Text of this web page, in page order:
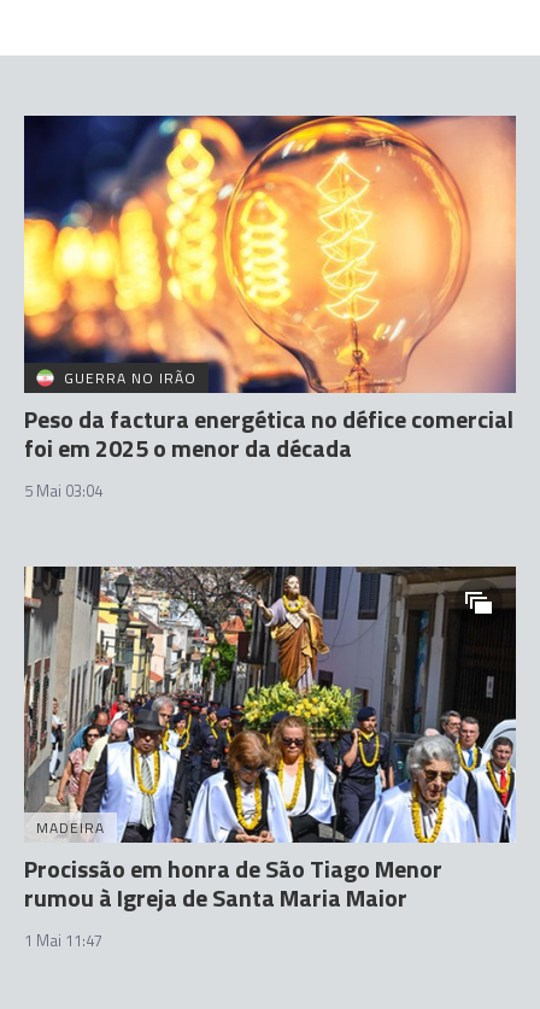
GUERRA NO IRÃO
Peso da factura energética no défice comercial
foi em 2025 o menor da década
5 Mai 03:04
MADEIRA
Procissão em honra de São Tiago Menor
rumou à Igreja de Santa Maria Maior
1 Mai 11:47